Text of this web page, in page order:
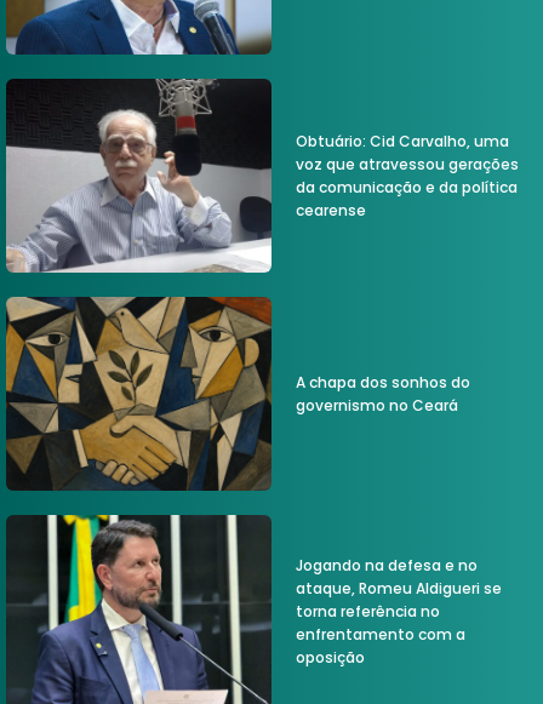
Obtuário: Cid Carvalho, uma
voz que atravessou gerações
da comunicação e da política
cearense
A chapa dos sonhos do
governismo no Ceará
Jogando na defesa e no
ataque, Romeu Aldigueri se
torna referência no
enfrentamento com a
oposição